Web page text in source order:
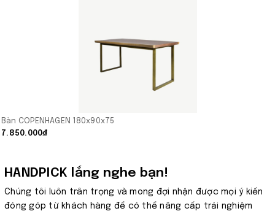
Bàn COPENHAGEN 180x90x75
7.850.000₫
HANDPICK lắng nghe bạn!
Chúng tôi luôn trân trọng và mong đợi nhận được mọi ý kiến
đóng góp từ khách hàng để có thể nâng cấp trải nghiệm